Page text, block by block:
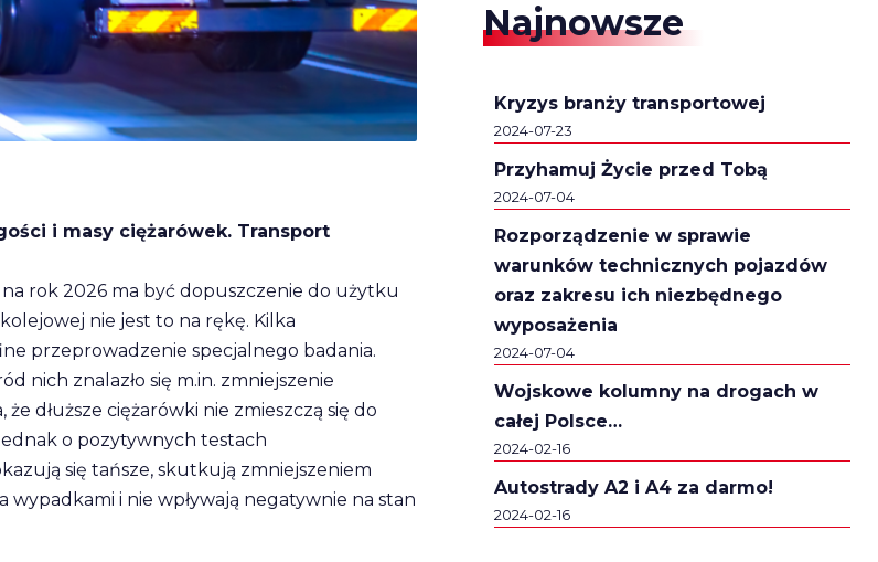
i masy ciężarówek. Transport
rok 2026 ma być dopuszczenie do użytku
nie jest to na rękę. Kilka
przeprowadzenie specjalnego badania.
nich znalazło się m.in. zmniejszenie
dłuższe ciężarówki nie zmieszczą się do
o pozytywnych testach
się tańsze, skutkują zmniejszeniem
i nie wpływają negatywnie na stan
Najnowsze
Kryzys branży transportowej
2024-07-23
Przyhamuj Życie przed Tobą
2024-07-04
Rozporządzenie w sprawie
warunków technicznych pojazdów
oraz zakresu ich niezbędnego
wyposażenia
2024-07-04
Wojskowe kolumny na drogach w
całej Polsce…
2024-02-16
Autostrady A2 i A4 za darmo!
2024-02-16